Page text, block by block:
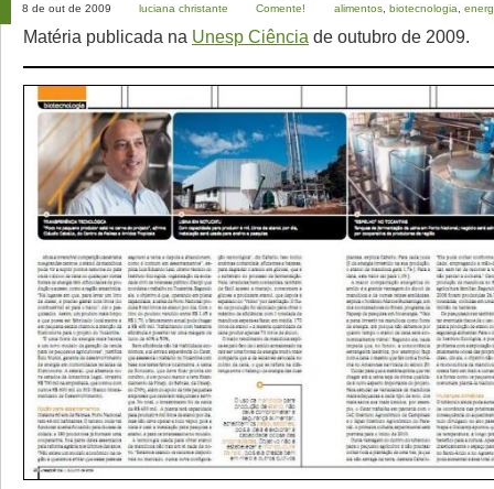
8 de out de 2009 luciana christante Comente! alimentos biotecnologia
Matéria publicada na Unesp Ciência de outubro de 2009.